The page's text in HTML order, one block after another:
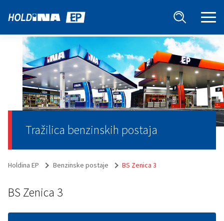
Tražilica benzinskih postaja
Holdina EP Benzinske postaje BS Zenica 3
BS Zenica 3